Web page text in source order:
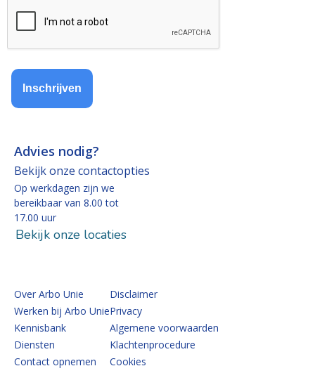
Inschrijven
Advies nodig?
Bekijk onze contactopties
Op werkdagen zijn we
bereikbaar van 8.00 tot
17.00 uur
Bekijk onze locaties
Over Arbo Unie
Werken bij Arbo Unie
Kennisbank
Diensten
Contact opnemen
Disclaimer
Privacy
Algemene voorwaarden
Klachtenprocedure
Cookies